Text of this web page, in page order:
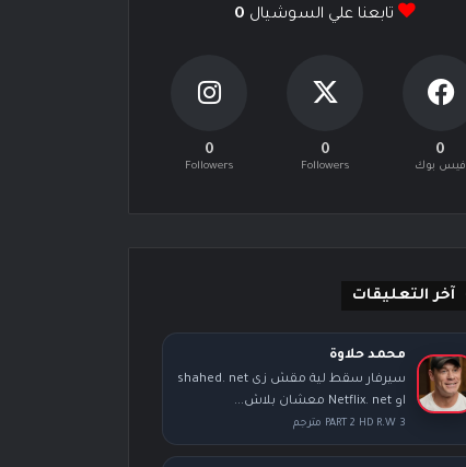
تابعنا علي السوشيال 0
0
فيس بوك
0
Followers
0
Followers
آخر التعليقات
محمد حلاوة
سيرفار سقط لية مقش زى shahed. net
او Netflix. net معشان بلاش...
PART 2 HD R.W 3 مترجم